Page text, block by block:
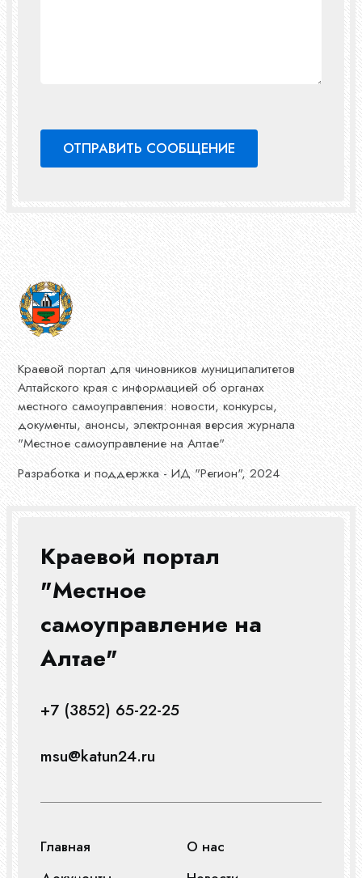
Краевой портал для чиновников муниципалитетов
Алтайского края с информацией об органах
местного самоуправления: новости, конкурсы,
документы, анонсы, электронная версия журнала
"Местное самоуправление на Алтае"
Разработка и поддержка - ИД "Регион", 2024
Краевой портал
"Местное
самоуправление на
Алтае"
+7 (3852) 65-22-25
msu@katun24.ru
Главная
О нас